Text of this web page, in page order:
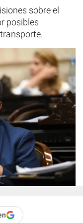
sobre el
posibles